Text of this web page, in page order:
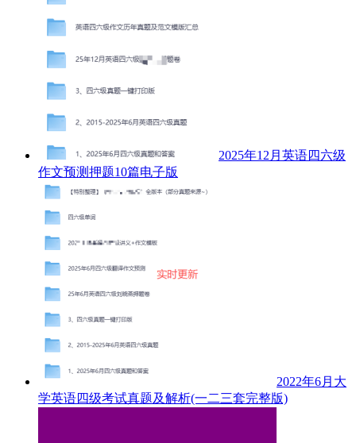
2025年12月英语四六级
作文预测押题10篇电子版
2022年6月大
学英语四级考试真题及解析(一二三套完整版)